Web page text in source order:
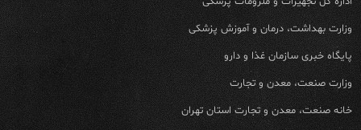
وزارت بهداشت، درمان و آموزش پزشکی
پایگاه خبری سازمان غذا و دارو
وزارت صنعت، معدن و تجارت
خانه صنعت، معدن و تجارت استان تهران